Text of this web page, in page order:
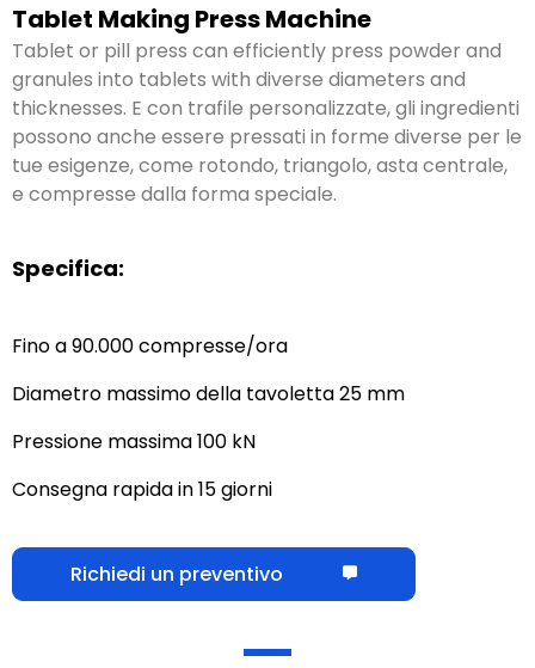
Tablet Making Press Machine
Tablet or pill press can efficiently press powder and
granules into tablets with diverse diameters and
thicknesses. E con trafile personalizzate, gli ingredienti
possono anche essere pressati in forme diverse per le
tue esigenze, come rotondo, triangolo, asta centrale,
e compresse dalla forma speciale.
Specifica:
Fino a 90.000 compresse/ora
Diametro massimo della tavoletta 25 mm
Pressione massima 100 kN
Consegna rapida in 15 giorni
Richiedi un preventivo